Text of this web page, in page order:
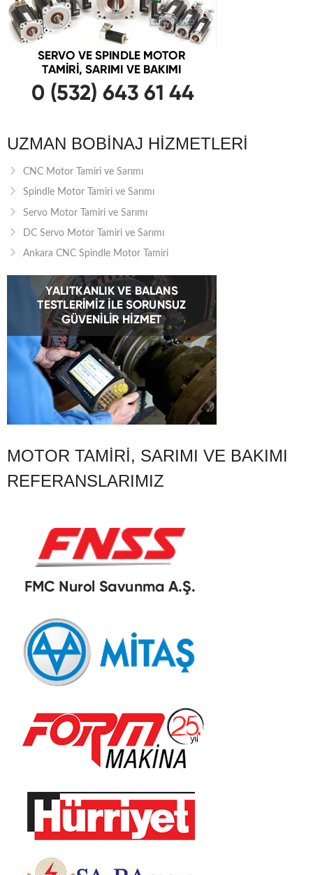
UZMAN BOBINAJ HIZMETLERI
CNC Motor Tamiri ve Sarımı
Spindle Motor Tamiri ve Sarımı
Servo Motor Tamiri ve Sarımı
DC Servo Motor Tamiri ve Sarımı
Ankara CNC Spindle Motor Tamiri
MOTOR TAMIRI, SARIMI VE BAKIMI
REFERANSLARIMIZ